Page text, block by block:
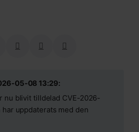
05-08 13:29:
nu blivit tilldelad CVE-2026-
uppdaterats med den